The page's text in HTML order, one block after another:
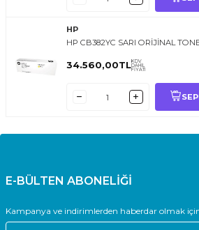
HP
HP CB382YC SARI ORİJİNAL
34.560,00TLKDV
DAHİL
FİYATI
E-BÜLTEN ABONELİĞİ
Kampanya ve indirimlerden haberdar olmak